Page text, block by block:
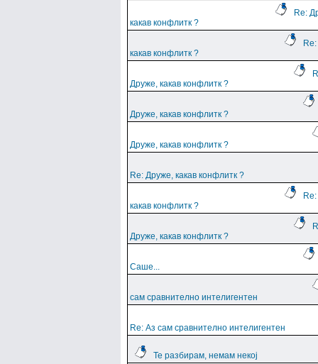
Re:
какав конфлитк ?
какав конфлитк ?
Друже, какав конфлитк ?
Друже, какав конфлитк ?
Друже, какав конфлитк ?
Re: Друже, какав конфлитк ?
какав конфлитк ?
Друже, какав конфлитк ?
Саше...
сам сравнително интелигентен
Re: Аз сам сравнително интелигентен
Те разбирам, немам некој